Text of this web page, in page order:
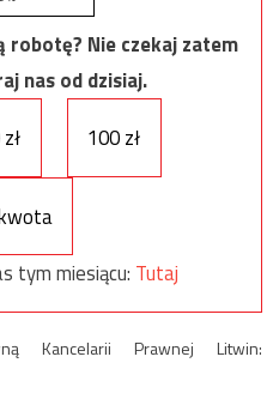
robotę? Nie czekaj zatem
nas od dzisiaj.
100 zł
tym miesiącu: Tutaj
Kancelarii Prawnej Litwin: